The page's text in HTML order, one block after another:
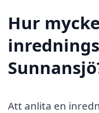
Hur
Att anlita en